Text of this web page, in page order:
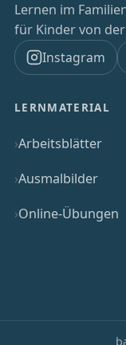
Lernen im
für Kinder von
Instagram
LERNMATERIAL
Arbeitsblätter
Ausmalbilder
Online-Übungen